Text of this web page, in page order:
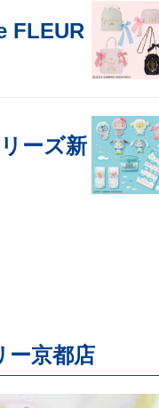
FLEUR
ーズ新
ー京都店